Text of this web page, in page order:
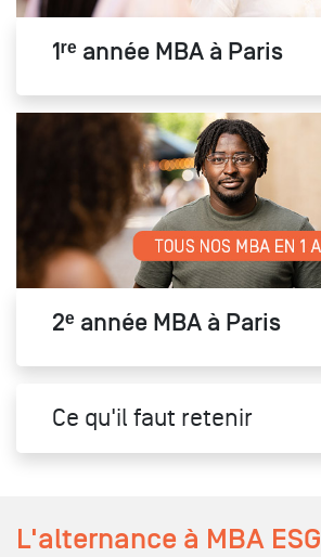
1ʳᵉ année MBA à Paris
2ᵉ année MBA à Paris
Ce qu'il faut retenir
L'alternance à MBA ESG